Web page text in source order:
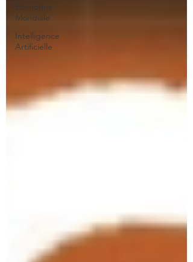
Economie
Mondiale
Intelligence
Artificielle